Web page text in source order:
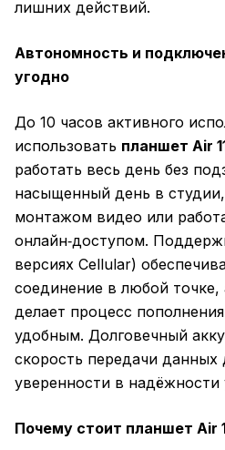
лишних действий.
Автономность и
угодно
До 10 часов активного
использовать планшет Air
работать весь день без
насыщенный день в
монтажом видео или
онлайн‑доступом.
версиях Cellular)
соединение в любой точке,
делает процесс
удобным. Долговечный
скорость передачи данных
уверенности в надёжности
Почему стоит планшет Air